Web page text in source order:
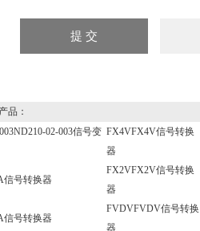
品：
02-003信号变 FX4VFX4V信号转换
器
信号转换器
FX2VFX2V信号转换
器
信号转换器
FVDVFVDV信号转换
器